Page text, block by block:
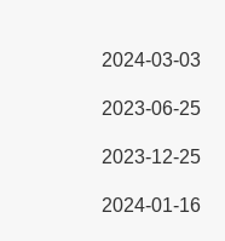
2024-03-03
2023-06-25
2023-12-25
2024-01-16